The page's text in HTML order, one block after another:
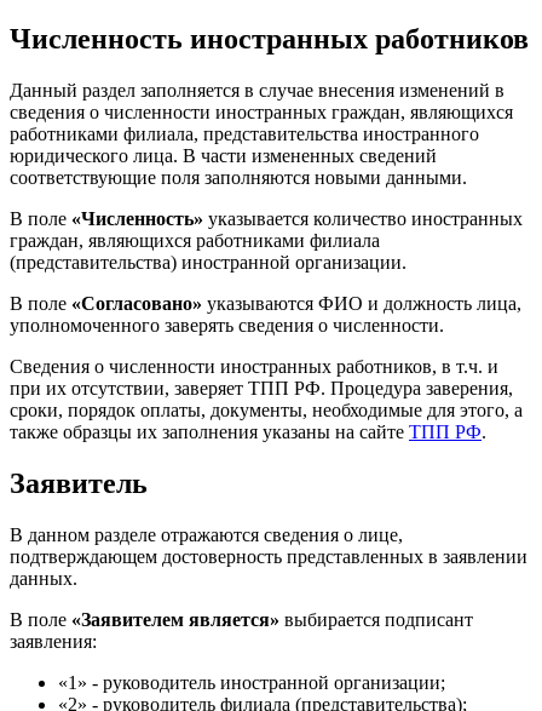
Численность иностранных работников
Данный раздел заполняется в случае внесения изменений в
сведения о численности иностранных граждан, являющихся
работниками филиала, представительства иностранного
юридического лица. В части измененных сведений
соответствующие поля заполняются новыми данными.
В поле «Численность» указывается количество иностранных
граждан, являющихся работниками филиала
(представительства) иностранной организации.
В поле «Согласовано» указываются ФИО и должность лица,
уполномоченного заверять сведения о численности.
Сведения о численности иностранных работников, в т.ч. и
при их отсутствии, заверяет ТПП РФ. Процедура заверения,
сроки, порядок оплаты, документы, необходимые для этого, а
также образцы их заполнения указаны на сайте ТПП РФ.
Заявитель
В данном разделе отражаются сведения о лице,
подтверждающем достоверность представленных в заявлении
данных.
В поле «Заявителем является» выбирается подписант
заявления:
«1» - руководитель иностранной организации;
«2» - руководитель филиала (представительства);